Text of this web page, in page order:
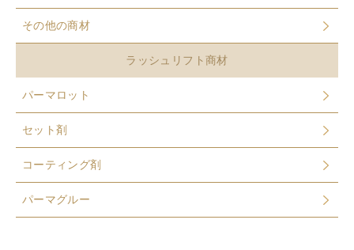
その他の商材
ラッシュリフト商材
パーマロット
セット剤
コーティング剤
パーマグルー